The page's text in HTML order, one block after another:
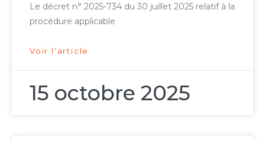
Le décret n° 2025-734 du 30 juillet 2025 relatif à la
procédure applicable
Voir l'article
15 octobre 2025